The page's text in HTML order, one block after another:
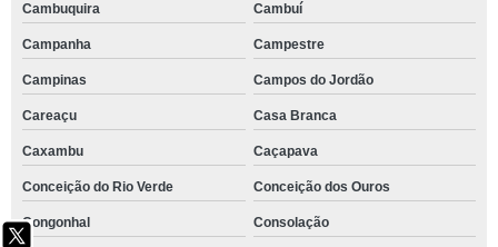
Cambuquira Cambuí
Campanha Campestre
Campinas Campos do Jordão
Careaçu Casa Branca
Caxambu Caçapava
Conceição do Rio Verde Conceição dos Ouros
Congonhal Consolação